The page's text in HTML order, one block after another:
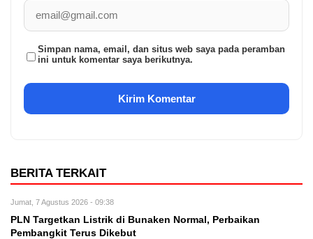
Simpan nama, email, dan situs web saya pada peramban
ini untuk komentar saya berikutnya.
BERITA TERKAIT
Jumat, 7 Agustus 2026 - 09:38
PLN Targetkan Listrik di Bunaken Normal, Perbaikan
Pembangkit Terus Dikebut